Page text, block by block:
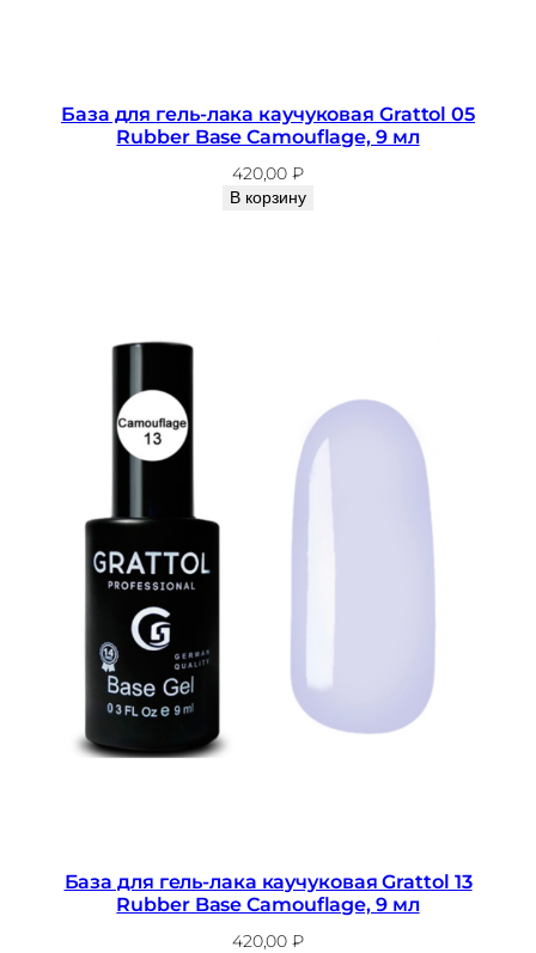
База для гель-лака каучуковая Grattol 05
Rubber Base Camouflage, 9 мл
420,00₽
В корзину
База для гель-лака каучуковая Grattol 13
Rubber Base Camouflage, 9 мл
420,00₽